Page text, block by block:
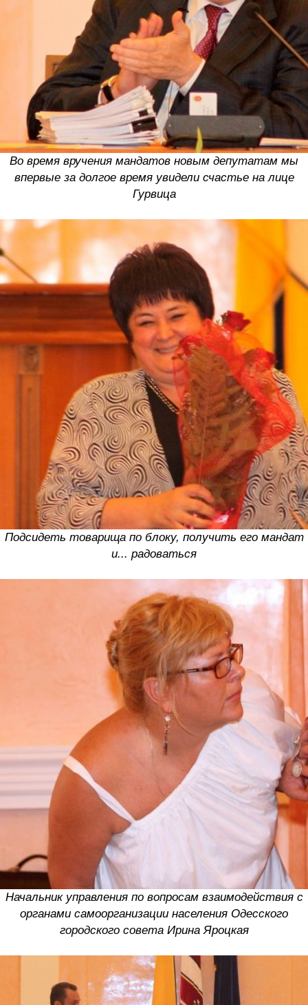
Во время вручения мандатов новым депутатам мы
впервые за долгое время увидели счастье на лице
Гурвица
Подсидеть товарища по блоку, получить его мандат
и... радоваться
Начальник управления по вопросам взаимодействия с
органами самоорганизации населения Одесского
городского совета Ирина Яроцкая